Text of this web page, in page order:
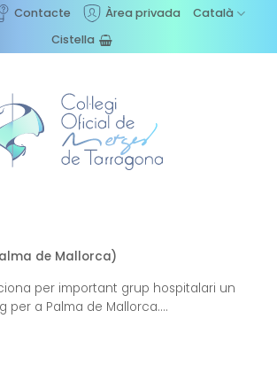
Contacte Àrea privada
Català
Cistella
de Mallorca)
per important grup hospitalari un
per a Palma de Mallorca....